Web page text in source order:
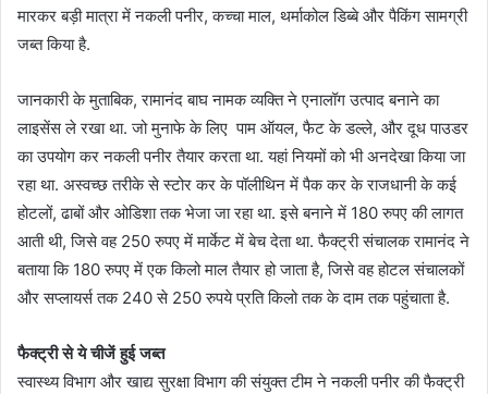
मारकर बड़ी मात्रा में नकली पनीर, कच्चा माल, थर्माकोल डिब्बे और पैकिंग सामग्री
जब्त किया है.
जानकारी के मुताबिक, रामानंद बाघ नामक व्यक्ति ने एनालॉग उत्पाद बनाने का
लाइसेंस ले रखा था. जो मुनाफे के लिए पाम ऑयल, फैट के डल्ले, और दूध पाउडर
का उपयोग कर नकली पनीर तैयार करता था. यहां नियमों को भी अनदेखा किया जा
रहा था. अस्वच्छ तरीके से स्टोर कर के पॉलीथिन में पैक कर के राजधानी के कई
होटलों, ढाबों और ओडिशा तक भेजा जा रहा था. इसे बनाने में 180 रुपए की लागत
आती थी, जिसे वह 250 रुपए में मार्केट में बेच देता था. फैक्ट्री संचालक रामानंद ने
बताया कि 180 रुपए में एक किलो माल तैयार हो जाता है, जिसे वह होटल संचालकों
और सप्लायर्स तक 240 से 250 रुपये प्रति किलो तक के दाम तक पहुंचाता है.
फैक्ट्री से ये चीजें हुई जब्त
स्वास्थ्य विभाग और खाद्य सुरक्षा विभाग की संयुक्त टीम ने नकली पनीर की फैक्ट्री